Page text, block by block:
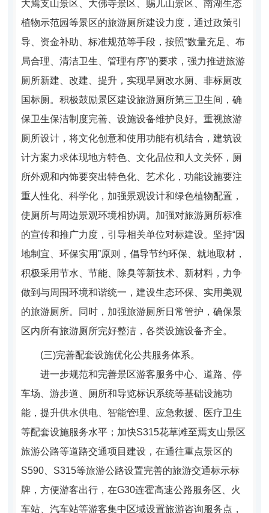
大焉支山景区、大佛寺景区、赐儿山景区、南湖生态
植物示范园等景区的旅游厕所建设力度，通过政策引
导、资金补助、标准规范等手段，按照“数量充足、布
局合理、清洁卫生、管理有序”的要求，强力推进旅游
厕所新建、改建、提升，实现旱厕改水厕、非标厕改
国标厕。积极鼓励景区建设旅游厕所第三卫生间，确
保卫生保洁制度完善、设施设备维护良好。重视旅游
厕所设计，将文化创意和使用功能有机结合，建筑设
计方案力求体现地方特色、文化品位和人文关怀，厕
所外观和内饰要突出特色化、艺术化，功能设施要注
重人性化、科学化，加强景观设计和绿色植物配置，
使厕所与周边景观环境相协调。加强对旅游厕所标准
的宣传和推广力度，引导相关单位对标建设。坚持“因
地制宜、环保实用”原则，倡导节约环保、就地取材，
积极采用节水、节能、除臭等新技术、新材料，力争
做到与周围环境和谐统一，建设生态环保、实用美观
的旅游厕所。同时，加强旅游厕所日常管护，确保景
区内所有旅游厕所完好整洁，各类设施设备齐全。
(三)完善配套设施优化公共服务体系。
进一步规范和完善景区游客服务中心、道路、停
车场、游步道、厕所和导览标识系统等基础设施功
能，提升供水供电、智能管理、应急救援、医疗卫生
等配套设施服务水平；加快S315花草滩至焉支山景区
旅游公路等道路交通项目建设，在通往重点景区的
S590、S315等旅游公路设置完善的旅游交通标示标
牌，方便游客出行，在G30连霍高速公路服务区、火
车站、汽车站等游客集中区域设置旅游咨询服务点，